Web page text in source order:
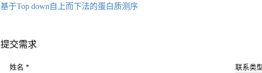
基于Top down自上而下法的蛋白质测序
提交需求
姓名 * 联系类